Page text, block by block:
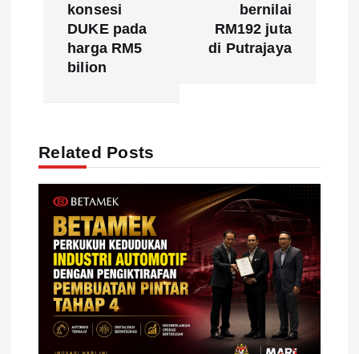
g
konsesi
DUKE pada
harga RM5
bilion
bernilai
RM192 juta
di Putrajaya
Related Posts